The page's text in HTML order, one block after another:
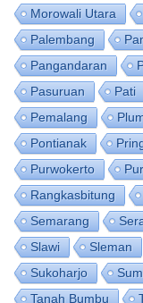
Morowali Utara
Palembang
Pangandaran
Pasuruan
Pati
Pemalang
Pontianak
Purwokerto
Rangkasbitung
Semarang
Slawi
Sleman
Sukoharjo
Tanah Bumbu